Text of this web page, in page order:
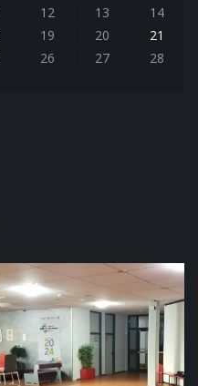
12 13
14
19 20
21
26 27
28